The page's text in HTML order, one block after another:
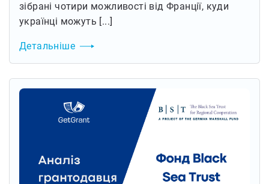
зібрані чотири можливості від Франції, куди
українці можуть [...]
Детальніше